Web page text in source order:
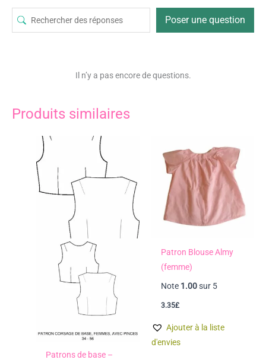
Poser une question
Il n’y a pas encore de questions.
Produits similaires
Patrons de base –
Patron Blouse Almy
(femme)
Note 1.00sur 5
3.35£
Ajouter à la liste
d'envies